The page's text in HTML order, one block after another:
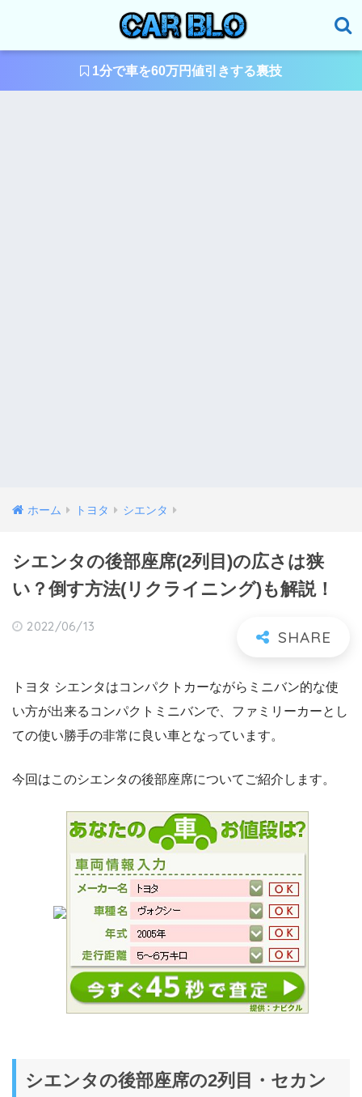
1分で車を60万円値引きする裏技
ホーム トヨタ シエンタ
シエンタの後部座席(2列目)の広さは狭
い？倒す方法(リクライニング)も解説！
2022/06/13
トヨタ シエンタはコンパクトカーながらミニバン的な使
い方が出来るコンパクトミニバンで、ファミリーカーとし
ての使い勝手の非常に良い車となっています。
今回はこのシエンタの後部座席についてご紹介します。
シエンタの後部座席の2列目・セカン